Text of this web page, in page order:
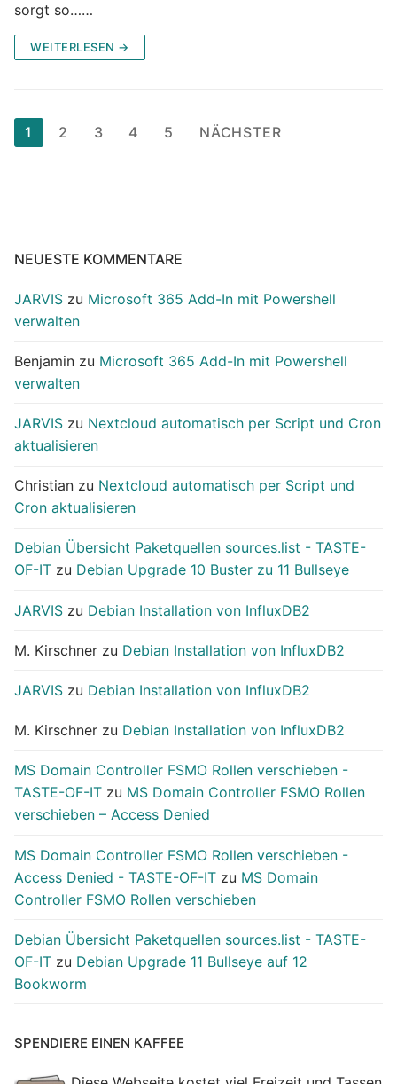
sorgt so……
WEITERLESEN →
Seitennummerierung
der
1 2 3 4 5 NÄCHSTER
NEUESTE KOMMENTARE
JARVIS zu Microsoft 365 Add-In mit Powershell
verwalten
Benjamin zu Microsoft 365 Add-In mit Powershell
verwalten
JARVIS zu Nextcloud automatisch per Script und Cron
aktualisieren
Christian zu Nextcloud automatisch per Script und
Cron aktualisieren
Debian Übersicht Paketquellen sources.list - TASTE-
OF-IT zu Debian Upgrade 10 Buster zu 11 Bullseye
JARVIS zu Debian Installation von InfluxDB2
M. Kirschner zu Debian Installation von InfluxDB2
JARVIS zu Debian Installation von InfluxDB2
M. Kirschner zu Debian Installation von InfluxDB2
MS Domain Controller FSMO Rollen verschieben -
TASTE-OF-IT zu MS Domain Controller FSMO Rollen
verschieben – Access Denied
MS Domain Controller FSMO Rollen verschieben -
Access Denied - TASTE-OF-IT zu MS Domain
Controller FSMO Rollen verschieben
Debian Übersicht Paketquellen sources.list - TASTE-
OF-IT zu Debian Upgrade 11 Bullseye auf 12
Bookworm
SPENDIERE EINEN KAFFEE